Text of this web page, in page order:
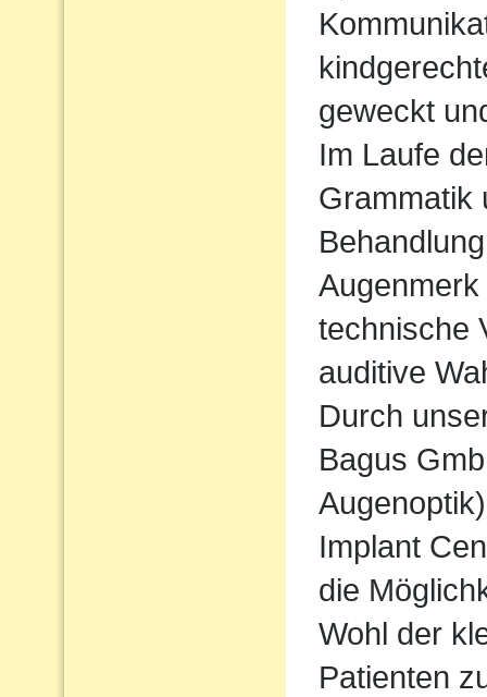
geweckt
Im Laufe
Grammatik
technische
auditive
Durch
Bagus
Implant
die
Wohl der
Patienten